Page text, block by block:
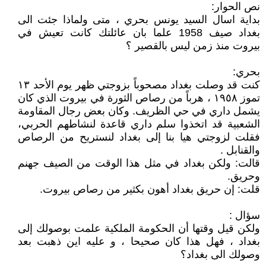
نص الحوار:
بداية اسال السيد يونس بحري ، متى ولماذا جئت الى
بغداد صيف 1958 علما بان عائلتك كانت تعيش في
بيروت منذ زمن ليس بالقصير ؟
بحري:
كنت قد وصلت بغداد مصحوباً بزوجتي ظهر يوم الأحد ١٣
تموز ١٩٥٨ ، هرباً من رصاص الثورة في بيروت الذي كان
يشمل داري في حي الظريف. وكان بعض رجال المقاومة
الشعبية قد اتخذوا سلم داري قاعدة لنشاطهم الحربي،
فقلت لزوجتي هيا بنا إلى بغداد لنستريح من الرصاص
والقنابل .
قالت: ولكن بغداد في مثل هذا الوقت من الصيف جهنم
وحريق.
قلت: إن حريق بغداد أهون بكثير من رصاص بيروت.
سؤال :
ولكن قيل وقتها أن الحكومة الملكية علمت بوصولك إلى
بغداد ، فهل هذا كان صحيحا ، و عليه اين ذهبت بعد
وصولك الى بغداد؟